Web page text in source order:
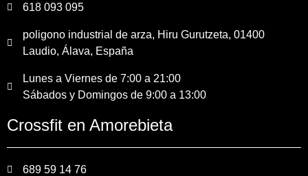
618 093 095
poligono industrial de arza, Hiru Gurutzeta, 01400
Laudio, Álava, España
Lunes a Viernes de 7:00 a 21:00
Sábados y Domingos de 9:00 a 13:00
Crossfit en Amorebieta
689 59 14 76